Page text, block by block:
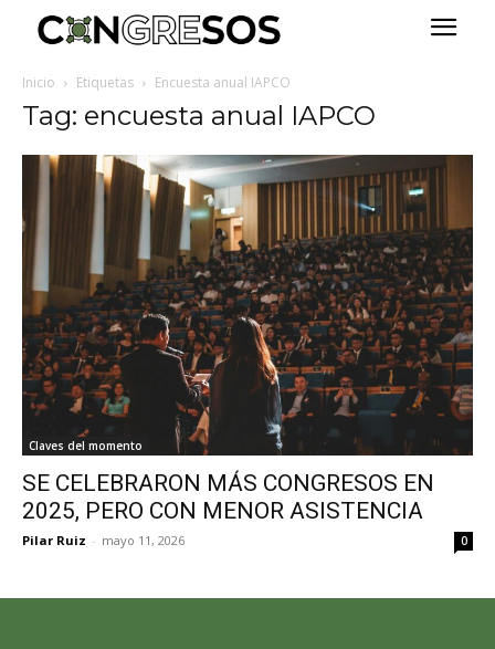
Inicio Etiquetas Encuesta anual IAPCO
Tag: encuesta anual IAPCO
Claves del momento
SE CELEBRARON MÁS CONGRESOS EN
2025, PERO CON MENOR ASISTENCIA
Pilar Ruiz - mayo 11, 2026 0